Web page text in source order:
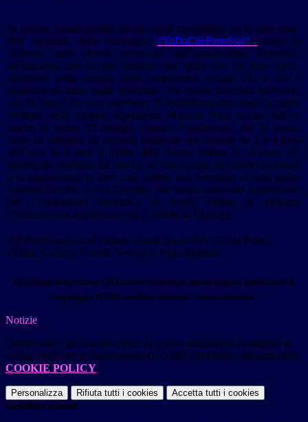
In seguito hanno parlato gli alti ospiti ricordando, tra le altre cose,
dell' apertura della campagna#TuDaCheParteStai? contro la
violenza sulle donne promossa dall’associazione Artemisia,
un'iniziativa che ha per simbolo una spilla con un fiore rosso,
realizzato nella sartoria della cooperativa sociale Flo e che è
sostenuta da tante realtà fiorentine. Tra queste Toscana Aeroporti,
che ha dato il via a un intervento di sensibilizzazione dopo la morte
violenta della propria dipendente Michela Noli, uccisa dall’ex
marito lo scorso 15 maggio. Oppure Findomestic, che lo scorso
mese ha stipulato un accordo sindacale che estende da 3 a 4 mesi
nell’arco di 3 anni il diritto della donna vittima di violenza all’
astensione retribuita dal lavoro, la concessione del lavoro part-time
o lo spostamento in altre città. Infine, con Artemisia ci sono anche
General Electric, Arci e Cooplat, che hanno rinnovato il protocollo
per l’inserimento lavorativo di donne vittime di violenza
(l’iniziativa ha il patrocinio del Comune di Firenze).
All'evento sono stati invitate alcune classi delle scuole Peano,
Cellini, Galileo, Russell Newton e Porta Romana.
Gli alunni della classe 4SIA hanno realizzato questa pagina utilizzando il
linguaggio HTML studiato durante l'anno scolastico.
Notizie
Questo sito o gli strumenti terzi da questo utilizzati si avvalgono di
cookie necessari al funzionamento ed utili alle finalità illustrate nella
COOKIE POLICY.
Personalizza Rifiuta tutti i cookies Accetta tutti i cookies
Gestione cookie